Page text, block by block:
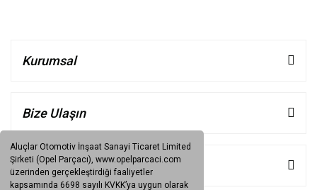
Aluçlar Otomotiv İnşaat Sanayi Ticaret Limited
Şirketi (Opel Parçacı), www.opelparcaci.com
üzerinden gerçekleştirdiği faaliyetler
kapsamında 6698 sayılı KVKK’ya uygun olarak
Kurumsal
Bize Ulaşın
Müşteri Hizmetleri